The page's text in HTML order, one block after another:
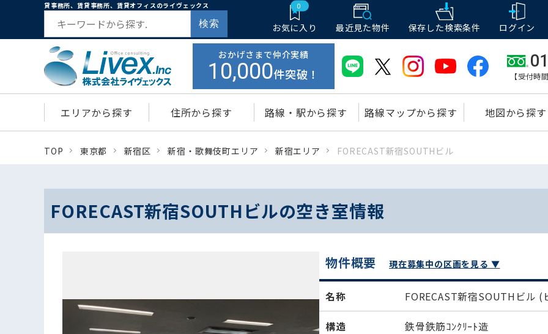
貸事務所、賃貸事務所、賃貸オフィスのライヴェックス
検索
0
お気に入り 最近見た物件 保存した検索条件 ログイン
おかげさまで仲介実績
10,000件突破！ 【受付時
エリアから探す 住所から探す 路線・駅から探す 路線マップから探す 地図から探す
TOP 東京都 新宿区 新宿・歌舞伎町エリア 新宿エリア FORECAST新宿SOUTHビル
FORECAST新宿SOUTHビルの空き室情報
物件概要 現在募集中の区画を見る ▼
名称 FORECAST新宿SOUTHビル (
構造 鉄骨鉄筋ｺﾝｸﾘｰﾄ造